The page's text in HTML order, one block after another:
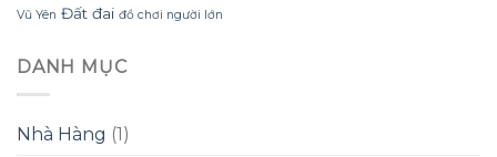
Vũ Yên Đất đai đồ chơi người lớn
DANH MỤC
Nhà Hàng (1)